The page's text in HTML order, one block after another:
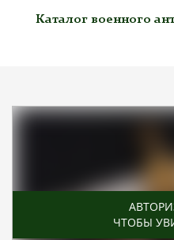
Каталог военного
ЧТОБЫ